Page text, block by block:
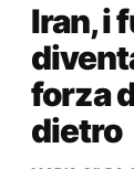
Iran, i
forza
dietro